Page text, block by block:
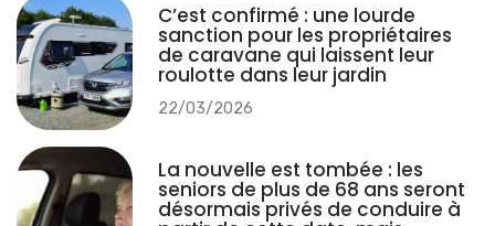
C’est confirmé : une lourde
sanction pour les propriétaires
de caravane qui laissent leur
roulotte dans leur jardin
22/03/2026
La nouvelle est tombée : les
seniors de plus de 68 ans seront
désormais privés de conduire à